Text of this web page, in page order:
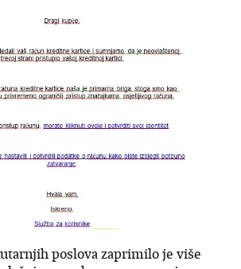
poslova zaprimilo je više